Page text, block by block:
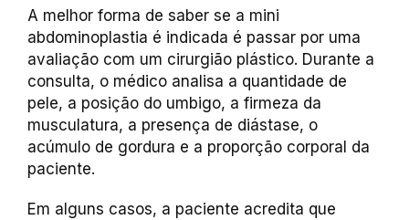
A melhor forma de saber se a mini
abdominoplastia é indicada é passar por uma
avaliação com um cirurgião plástico. Durante a
consulta, o médico analisa a quantidade de
pele, a posição do umbigo, a firmeza da
musculatura, a presença de diástase, o
acúmulo de gordura e a proporção corporal da
paciente.
Em alguns casos, a paciente acredita que